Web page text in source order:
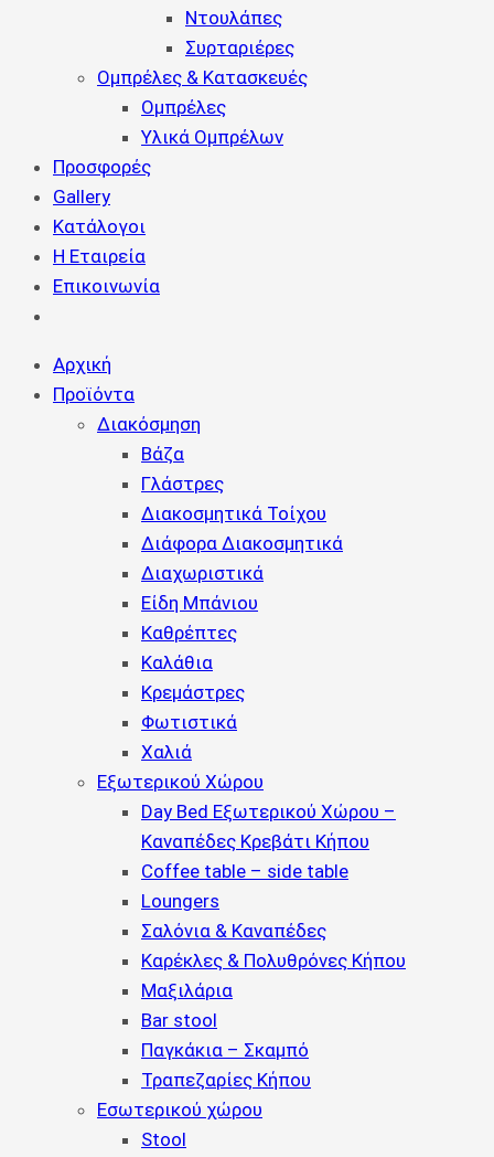
Ντουλάπες
Συρταριέρες
Ομπρέλες & Κατασκευές
Ομπρέλες
Υλικά Ομπρέλων
Προσφορές
Gallery
Κατάλογοι
Η Εταιρεία
Επικοινωνία
Αρχική
Προϊόντα
Διακόσμηση
Βάζα
Γλάστρες
Διακοσμητικά Τοίχου
Διάφορα Διακοσμητικά
Διαχωριστικά
Είδη Μπάνιου
Καθρέπτες
Καλάθια
Κρεμάστρες
Φωτιστικά
Χαλιά
Εξωτερικού Χώρου
Day Bed Εξωτερικού Χώρου –
Καναπέδες Κρεβάτι Κήπου
Coffee table – side table
Loungers
Σαλόνια & Καναπέδες
Καρέκλες & Πολυθρόνες Κήπου
Μαξιλάρια
Bar stool
Παγκάκια – Σκαμπό
Τραπεζαρίες Κήπου
Εσωτερικού χώρου
Stool